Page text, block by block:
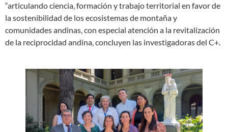
“articulando ciencia, formación y trabajo territorial en favor de
la sostenibilidad de los ecosistemas de montaña y
comunidades andinas, con especial atención a la revitalización
de la reciprocidad andina, concluyen las investigadoras del C+.